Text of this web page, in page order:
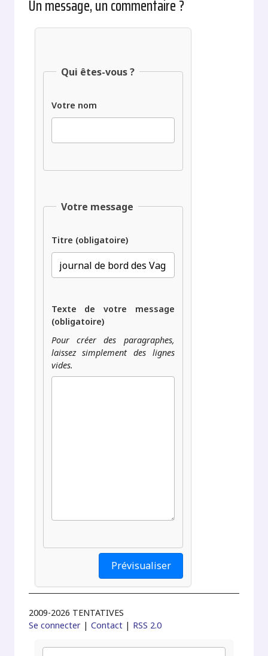
Un message, un commentaire ?
Qui êtes-vous ?
Votre nom
Votre message
Titre (obligatoire)
Texte de votre message
(obligatoire)
Pour créer des paragraphes,
laissez simplement des lignes
vides.
2009-2026 TENTATIVES
Se connecter |Contact | RSS 2.0